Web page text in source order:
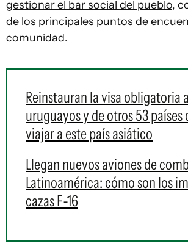
gestionar el bar social del pueblo,
de los principales puntos de
comunidad.
Reinstauran la visa obligatoria
uruguayos y de otros 53 países
viajar a este país asiático
Llegan nuevos aviones de
Latinoamérica: cómo son los
cazas F-16